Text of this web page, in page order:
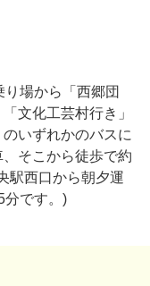
場から「西郷団
文化工芸村行き」
いずれかのバスに
そこから徒歩で約
駅西口から朝夕運
分です。)